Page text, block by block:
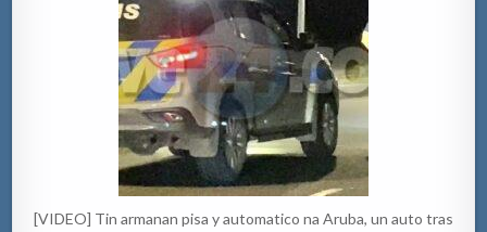
[VIDEO] Tin armanan pisa y automatico na Aruba, un auto tras